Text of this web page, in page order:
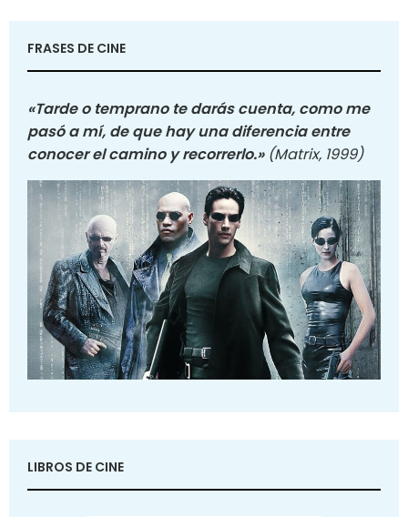
FRASES DE CINE
«Tarde o temprano te darás cuenta, como me
pasó a mí, de que hay una diferencia entre
conocer el camino y recorrerlo.» (Matrix, 1999)
LIBROS DE CINE